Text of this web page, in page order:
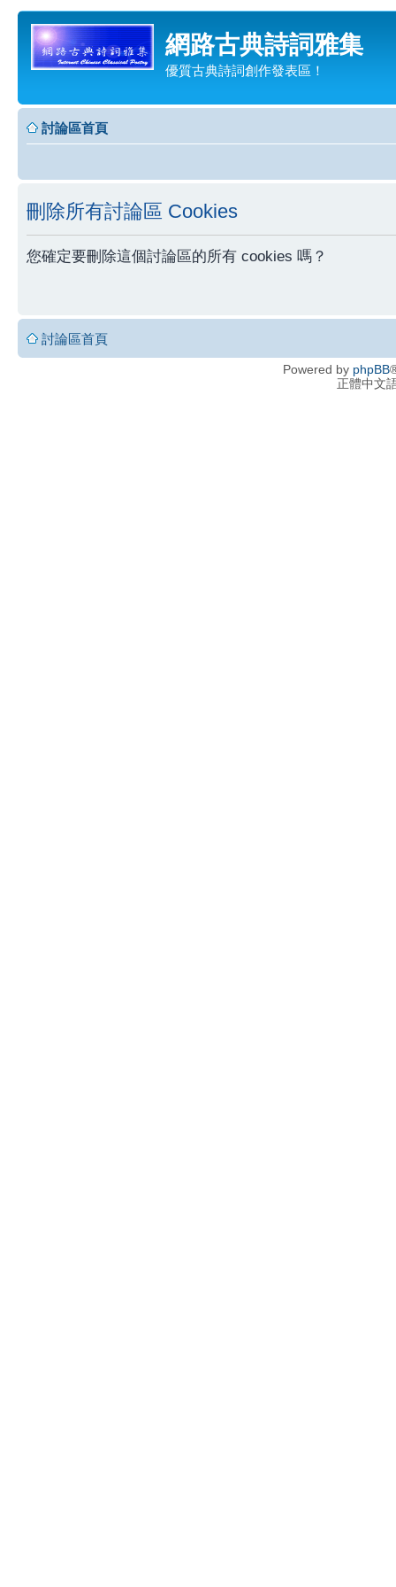
網路古典詩詞雅集
優質古典詩詞創作發表區！
討論區首頁
刪除所有討論區 Cookies
您確定要刪除這個討論區的所有 cookies 嗎？
討論區首頁
Powered by phpBB
正體中文